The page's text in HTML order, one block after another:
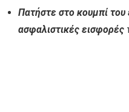
Πατήστε στο κουμπί του
ασφαλιστικές εισφορές